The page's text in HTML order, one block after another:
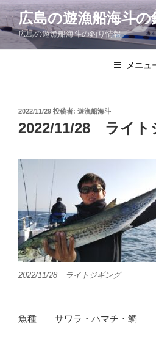
コ
ン
ン
広島の遊漁船海斗の
広島の遊漁船海斗の釣り情報
メニュ
投
稿
日:
2022/11/29 投稿者: 遊漁船海斗
2022/11/28 ライト
2022/11/28 ライトジギング
魚種 サワラ・ハマチ・鯛